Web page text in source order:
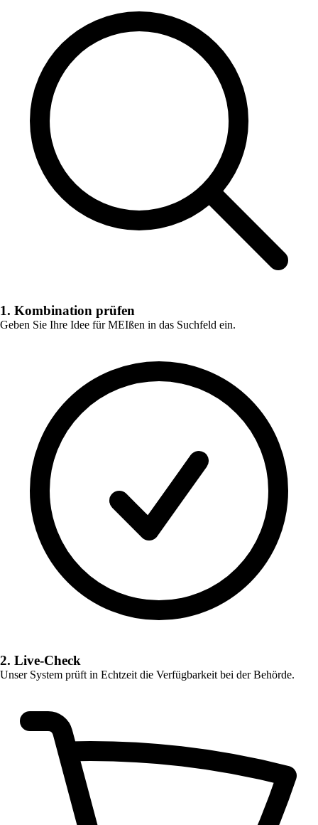
1. Kombination prüfen
Geben Sie Ihre Idee fürMEIßen in das Suchfeld ein.
2. Live-Check
Unser System prüft in Echtzeit die Verfügbarkeit bei der Behörde.